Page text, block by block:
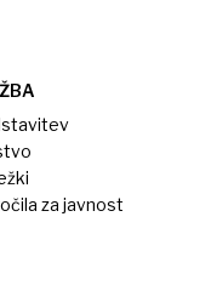
za javnost